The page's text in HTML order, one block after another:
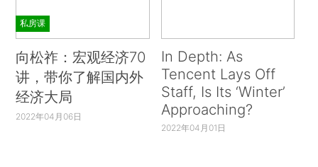
私房课
向松祚：宏观经济70
讲，带你了解国内外
经济大局
2022年04月06日
In Depth: As
Tencent Lays Off
Staff, Is Its ‘Winter’
Approaching?
2022年04月01日